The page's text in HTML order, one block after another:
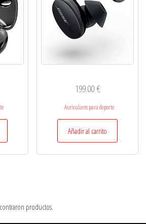
199.00 €
Auriculares para deporte
Añadir al carrito
productos.